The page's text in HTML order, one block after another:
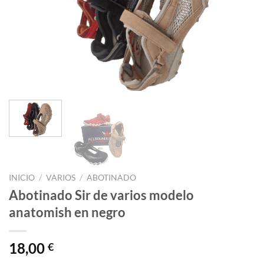
INICIO / VARIOS / ABOTINADO
Abotinado Sir de varios modelo
anatomish en negro
18,00 €